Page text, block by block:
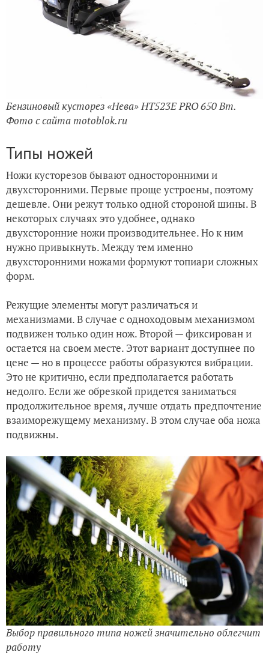
Бензиновый кусторез «Нева» HT523E PRO 650 Вт.
Фото с сайта motoblok.ru
Типы ножей
Ножи кусторезов бывают односторонними и
двухсторонними. Первые проще устроены, поэтому
дешевле. Они режут только одной стороной шины. В
некоторых случаях это удобнее, однако
двухсторонние ножи производительнее. Но к ним
нужно привыкнуть. Между тем именно
двухсторонними ножами формуют топиари сложных
форм.
Режущие элементы могут различаться и
механизмами. В случае с одноходовым механизмом
подвижен только один нож. Второй — фиксирован и
остается на своем месте. Этот вариант доступнее по
цене — но в процессе работы образуются вибрации.
Это не критично, если предполагается работать
недолго. Если же обрезкой придется заниматься
продолжительное время, лучше отдать предпочтение
взаиморежущему механизму. В этом случае оба ножа
подвижны.
Выбор правильного типа ножей значительно облегчит
работу